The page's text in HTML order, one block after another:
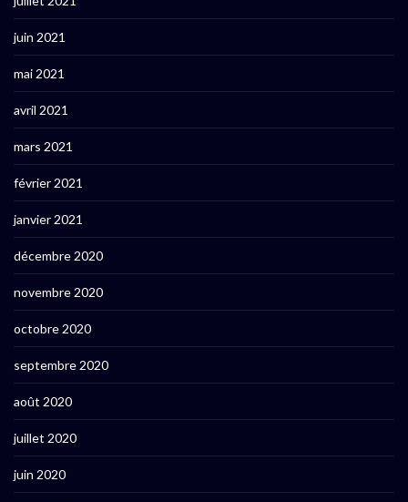
juin 2021
mai 2021
avril 2021
mars 2021
février 2021
janvier 2021
décembre 2020
novembre 2020
octobre 2020
septembre 2020
août 2020
juillet 2020
juin 2020